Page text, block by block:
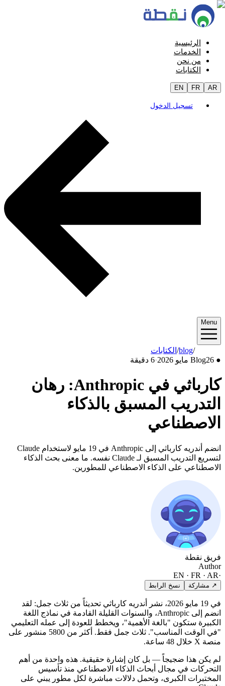
الرئيسية
الخدمات
من نحن
الكتابات
EN FR AR
تسجيل الدخول
Menu
الكتابات/blog
●
Blog26 مايو 2026 ·6 دقيقة
كارباثي في Anthropic: رهان
التدريب المسبق بالذكاء
الاصطناعي
انضم أندريه كارباثي إلى Anthropic في 19 مايو لاستخدام Claude
لتسريع التدريب المسبق لـ Claude نفسه. ما معنى بحث الذكاء
الاصطناعي على الذكاء الاصطناعي للمطورين.
فريق نقطة
Author
EN · FR · AR
↗ مشاركة نسخ الرابط
في 19 مايو 2026، نشر أندريه كارباثي تحديثاً من ثلاث جمل: لقد
انضم إلى Anthropic، والسنوات القليلة القادمة في نماذج اللغة
الكبيرة ستكون "بالغة الأهمية"، ويخطط للعودة إلى عمله التعليمي
"في الوقت المناسب". ثلاث جمل فقط. أكثر من 5800 منشور على
منصة X خلال 48 ساعة.
لم يكن هذا ضجيجاً — بل كان إشارة حقيقية. هذه واحدة من أهم
التحركات في مجال أبحاث الذكاء الاصطناعي منذ تأسيس
المختبرات الكبرى، وتحمل دلالات مباشرة لكل مطور يبني على